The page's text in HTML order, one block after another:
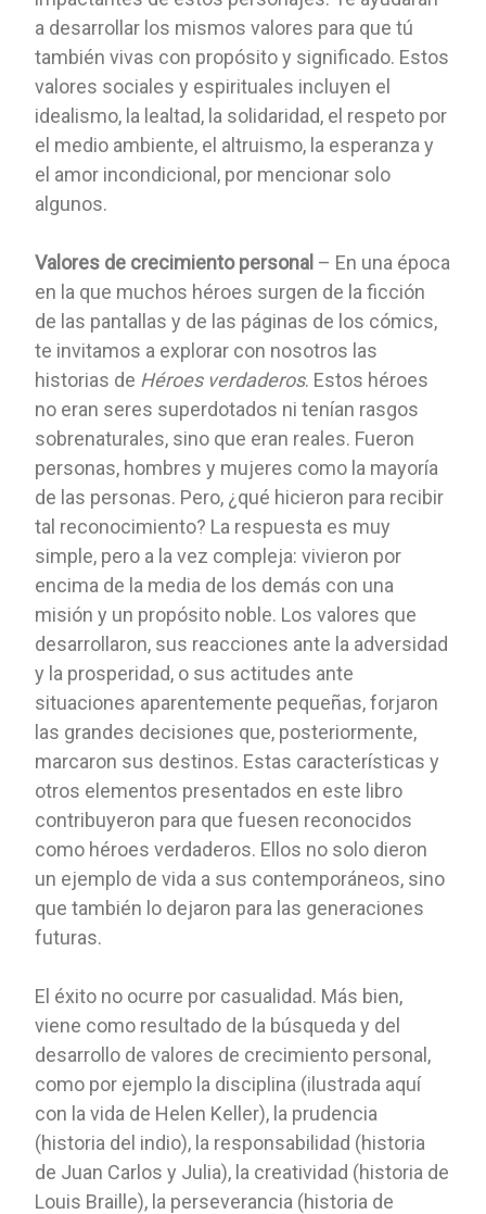
a desarrollar los mismos valores para que tú
también vivas con propósito y significado. Estos
valores sociales y espirituales incluyen el
idealismo, la lealtad, la solidaridad, el respeto por
el medio ambiente, el altruismo, la esperanza y
el amor incondicional, por mencionar solo
algunos.
Valores de crecimiento personal – En una época
en la que muchos héroes surgen de la ficción
de las pantallas y de las páginas de los cómics,
te invitamos a explorar con nosotros las
historias de Héroes verdaderos. Estos héroes
no eran seres superdotados ni tenían rasgos
sobrenaturales, sino que eran reales. Fueron
personas, hombres y mujeres como la mayoría
de las personas. Pero, ¿qué hicieron para recibir
tal reconocimiento? La respuesta es muy
simple, pero a la vez compleja: vivieron por
encima de la media de los demás con una
misión y un propósito noble. Los valores que
desarrollaron, sus reacciones ante la adversidad
y la prosperidad, o sus actitudes ante
situaciones aparentemente pequeñas, forjaron
las grandes decisiones que, posteriormente,
marcaron sus destinos. Estas características y
otros elementos presentados en este libro
contribuyeron para que fuesen reconocidos
como héroes verdaderos. Ellos no solo dieron
un ejemplo de vida a sus contemporáneos, sino
que también lo dejaron para las generaciones
futuras.
El éxito no ocurre por casualidad. Más bien,
viene como resultado de la búsqueda y del
desarrollo de valores de crecimiento personal,
como por ejemplo la disciplina (ilustrada aquí
con la vida de Helen Keller), la prudencia
(historia del indio), la responsabilidad (historia
de Juan Carlos y Julia), la creatividad (historia de
Louis Braille), la perseverancia (historia de